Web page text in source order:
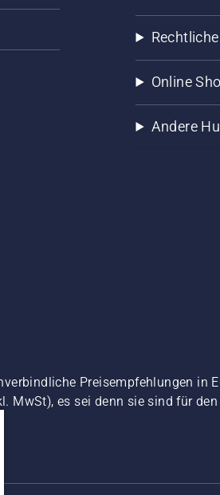
Online
Andere
Preisempfehlungen in
MwSt), es sei denn sie sind für den